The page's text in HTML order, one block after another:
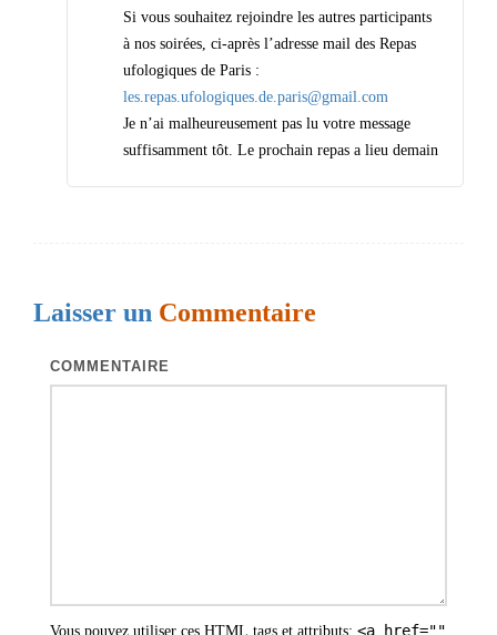
Si vous souhaitez rejoindre les autres participants
à nos soirées, ci-après l’adresse mail des Repas
ufologiques de Paris :
les.repas.ufologiques.de.paris@gmail.com
Je n’ai malheureusement pas lu votre message
suffisamment tôt. Le prochain repas a lieu demain
Laisser un Commentaire
COMMENTAIRE
Vous pouvez utiliser ces HTML tags et attributs: <a href=""